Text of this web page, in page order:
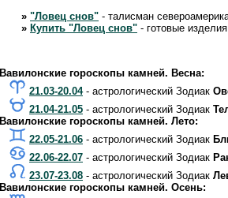
» "Ловец снов" - талисман
» Купить "Ловец снов" - готовые
Вавилонские гороскопы камней. Весна:
21.03-20.04- астрологический Зодиак
21.04-21.05 - астрологический Зодиак
Вавилонские гороскопы камней. Лето:
22.05-21.06 - астрологический Зодиак
22.06-22.07 - астрологический Зодиак
23.07-23.08 - астрологический Зодиак
Вавилонские гороскопы камней. Осень: